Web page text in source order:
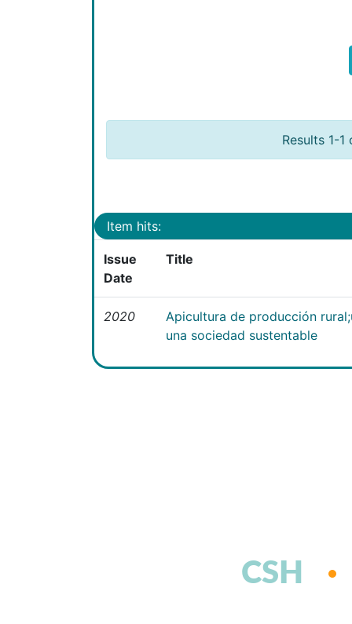
Results 1-
Item hits:
Issue
Date
Title
2020
Apicultura de producción
una sociedad sustentable
CSH